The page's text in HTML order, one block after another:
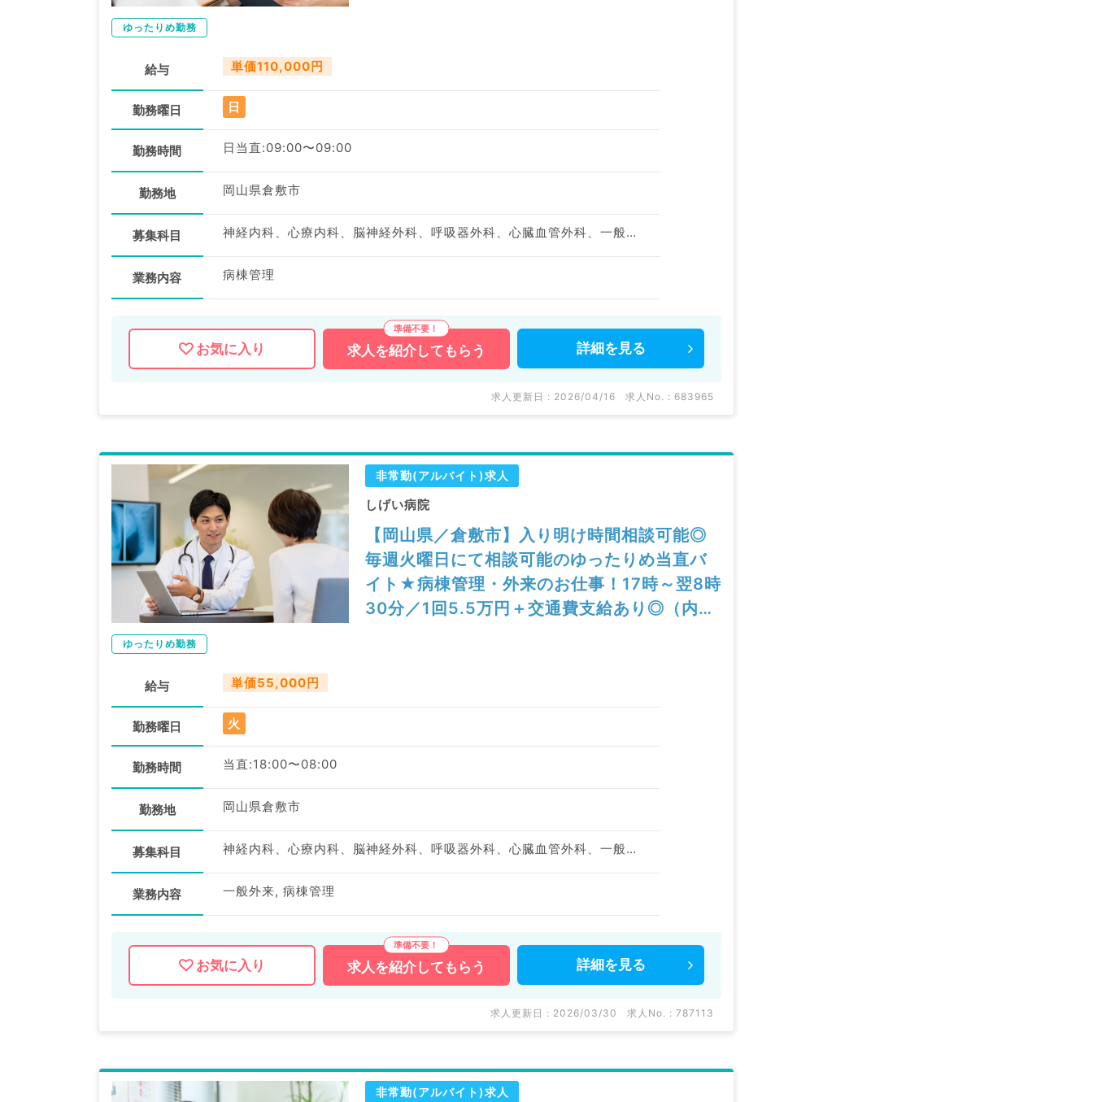
ゆったりめ勤務
給与 単価110,000円
勤務曜日 日
勤務時間 日当直:09:00〜09:00
勤務地 岡山県倉敷市
募集科目 神経内科、心療内科、脳神経外科、呼吸器外科、心臓血管外科、一般内科、循環器内科、呼吸器内科、消化器内科、内分泌・代謝内科、腎臓内科、老年内科、外科系全般、一般外科、消化器外科、膠原病科
業務内容 病棟管理
お気に入り 求人を紹介してもらう 詳細を 見る
求人更新日 : 2026/04/16 求人No. : 683965
非常勤(アルバイト)求人
しげい病院
【岡山県／倉敷市】入り明け時間相談可能◎
毎週火曜日にて相談可能のゆったりめ当直バ
イト★病棟管理・外来のお仕事！17時～翌8時
30分／1回5.5万円＋交通費支給あり◎（内科
ゆったりめ勤務
給与 単価55,000円
勤務曜日 火
勤務時間 当直:18:00〜08:00
勤務地 岡山県倉敷市
募集科目 神経内科、心療内科、脳神経外科、呼吸器外科、心臓血管外科、一般内科、循環器内科、呼吸器内科、消化器内科、内分泌・代謝内科、腎臓内科、老年内科、血液内科、外科系全般、一般外科、消化器外科、膠原病科
業務内容 一般外来, 病棟管理
お気に入り 求人を紹介してもらう 詳細を 見る
求人更新日 : 2026/03/30 求人No. : 787113
非常勤(アルバイト)求人